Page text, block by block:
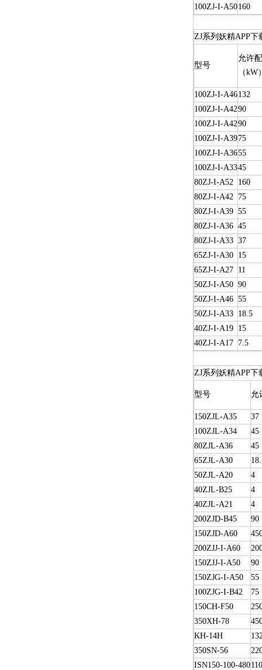
100ZJ-I-A50160
ZJ系列妖精APP
型号
允许
（kW
100ZJ-I-A46132
100ZJ-I-A4290
100ZJ-I-A4290
100ZJ-I-A3975
100ZJ-I-A3655
100ZJ-I-A3345
80ZJ-I-A52 160
80ZJ-I-A42 75
80ZJ-I-A39 55
80ZJ-I-A36 45
80ZJ-I-A33 37
65ZJ-I-A30 15
65ZJ-I-A27 11
50ZJ-I-A50 90
50ZJ-I-A46 55
50ZJ-I-A33 18.5
40ZJ-I-A19 15
40ZJ-I-A17 7.5
ZJ系列妖精APP
型号 允
150ZJL-A35
37
100ZJL-A34
45
80ZJL-A36
45
65ZJL-A30
50ZJL-A20
4
40ZJL-B25
4
40ZJL-A21
4
200ZJD-B45
90
150ZJD-A60
200ZJJ-I-A60
150ZJJ-I-A50
90
150ZJG-I-A50
55
100ZJG-I-B42
75
150CH-F50
350XH-78
KH-14H
350SN-56
ISN150-100-480110